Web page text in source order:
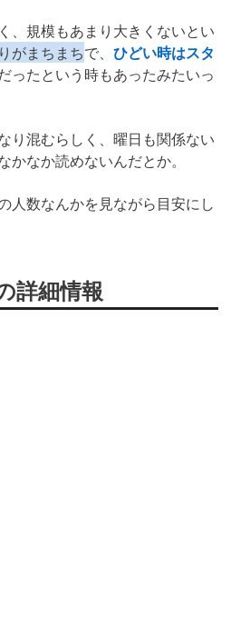
、規模もあまり大きくないとい
がまちまちで、 ひどい時はスタ
ったという時もあったみたいっ
り混むらしく、曜日も関係ない
なか読めないんだとか。
人数なんかを見ながら目安にし
詳細情報